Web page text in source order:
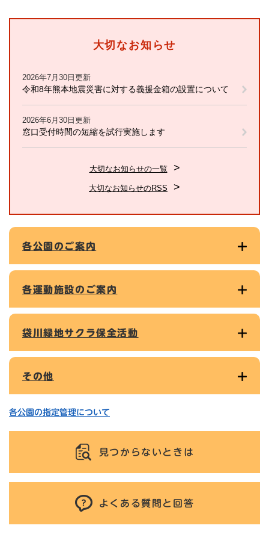
大切なお知らせ
2026年7月30日更新
令和8年熊本地震災害に対する義援金箱の設置について
2026年6月30日更新
窓口受付時間の短縮を試行実施します
大切なお知らせの一覧
大切なお知らせのRSS
各公園のご案内
各運動施設のご案内
袋川緑地サクラ保全活動
その他
各公園の指定管理について
見つからないときは
よくある質問と回答